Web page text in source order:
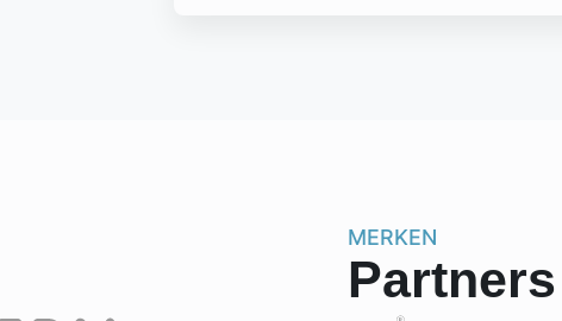
MERKEN
Partners